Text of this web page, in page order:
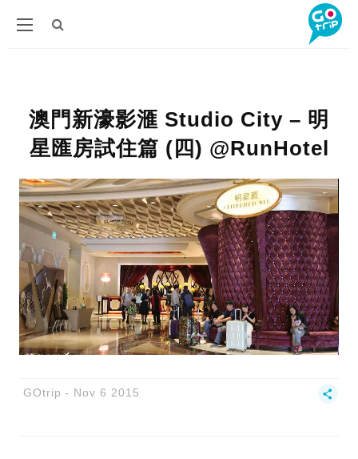
澳門新濠影滙 Studio City – 明
星匯房試住篇 (四) @RunHotel
GOtrip Nov 6 2015